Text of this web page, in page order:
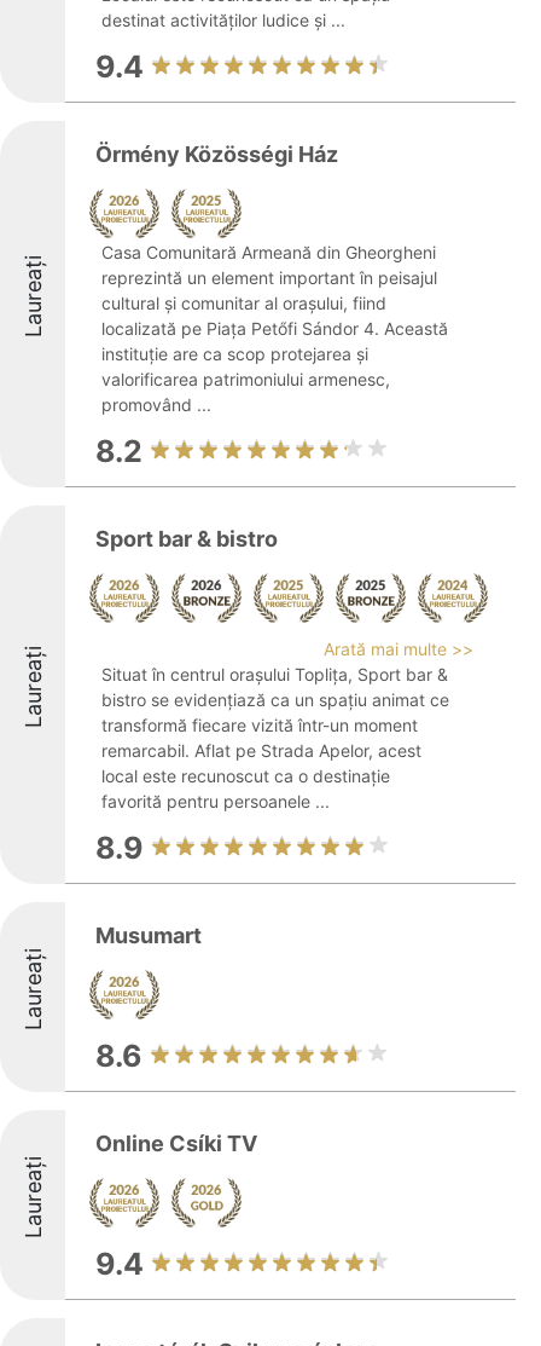
destinat activităților ludice și ...
9.4
Laureați
Örmény Közösségi Ház
Casa Comunitară Armeană din Gheorgheni
reprezintă un element important în peisajul
cultural și comunitar al orașului, fiind
localizată pe Piața Petőfi Sándor 4. Această
instituție are ca scop protejarea și
valorificarea patrimoniului armenesc,
promovând ...
8.2
Laureați
Sport bar & bistro
Arată mai multe >>
Situat în centrul orașului Toplița, Sport bar &
bistro se evidențiază ca un spațiu animat ce
transformă fiecare vizită într-un moment
remarcabil. Aflat pe Strada Apelor, acest
local este recunoscut ca o destinație
favorită pentru persoanele ...
8.9
Laureați
Musumart
8.6
Laureați
Online Csíki TV
9.4